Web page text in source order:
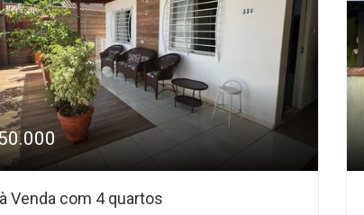
Venda com 4 quartos